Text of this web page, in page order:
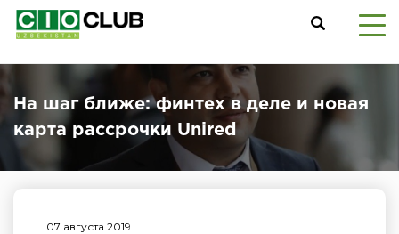
На шаг ближе: финтех в деле и новая
карта рассрочки Unired
07 августа 2019